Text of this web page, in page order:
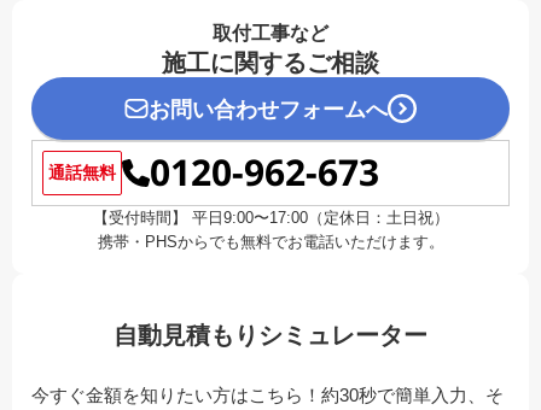
取付工事など
施工に関するご相談
お問い合わせフォームへ
通話無料 0120-962-673
【受付時間】 平日9:00〜17:00（定休日：土日祝）
携帯・PHSからでも無料でお電話いただけます。
自動見積もりシミュレーター
今すぐ金額を知りたい方はこちら！約30秒で簡単入力、そ